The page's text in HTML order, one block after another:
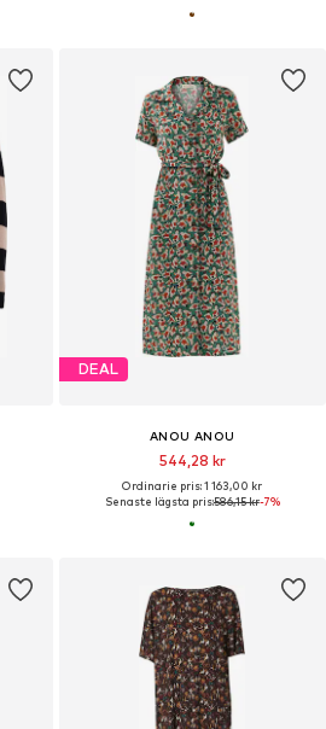
DEAL
ANOU ANOU
544,28 kr
Ordinarie pris: 1 163,00 kr
Senaste lägsta pris:586,15 kr-7%